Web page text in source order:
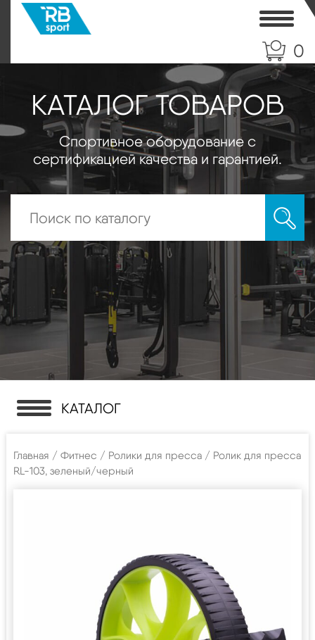
0
КАТАЛОГ ТОВАРОВ
Спортивное оборудование с
сертификацией качества и гарантией.
КАТАЛОГ
Главная / Фитнес / Ролики для пресса / Ролик для пресса
RL-103, зеленый/черный